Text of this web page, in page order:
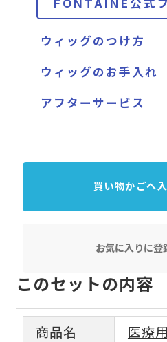
買い物かごへ
お気に入りに登
このセットの内容
商品名
医療
FONTAINE公式
ウィッグのつけ方
ウィッグのお手入れ
アフターサービス